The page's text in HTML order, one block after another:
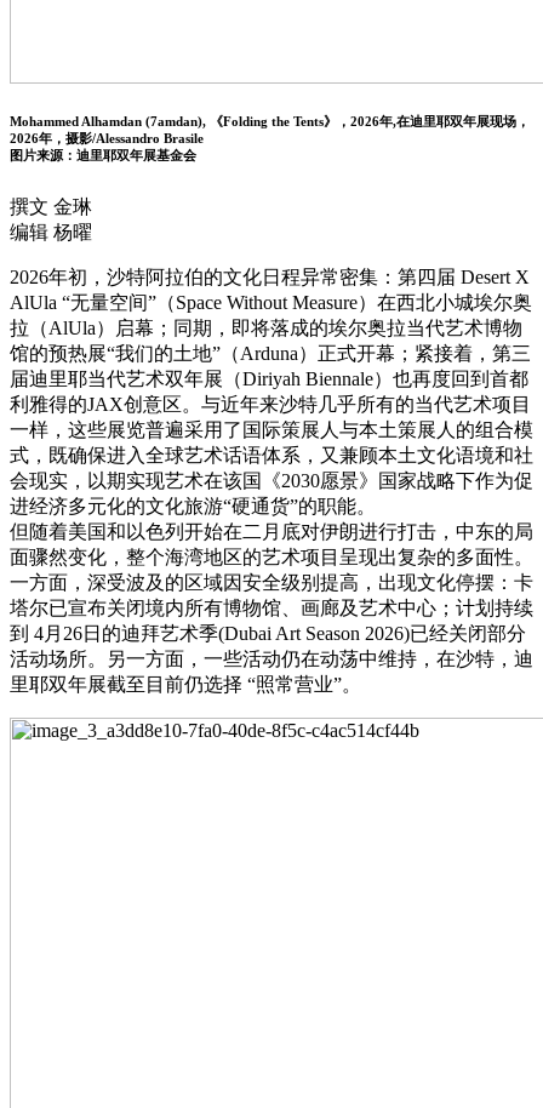
Mohammed Alhamdan (7amdan), 《Folding the Tents》，2026年,在迪里耶双年展现场，
2026年，摄影/Alessandro Brasile
图片来源：迪里耶双年展基金会
撰文 金琳
编辑 杨曜
2026年初，沙特阿拉伯的文化日程异常密集：第四届 Desert X
AlUla “无量空间”（Space Without Measure）在西北小城埃尔奥
拉（AlUla）启幕；同期，即将落成的埃尔奥拉当代艺术博物
馆的预热展“我们的土地”（Arduna）正式开幕；紧接着，第三
届迪里耶当代艺术双年展（Diriyah Biennale）也再度回到首都
利雅得的JAX创意区。与近年来沙特几乎所有的当代艺术项目
一样，这些展览普遍采用了国际策展人与本土策展人的组合模
式，既确保进入全球艺术话语体系，又兼顾本土文化语境和社
会现实，以期实现艺术在该国《2030愿景》国家战略下作为促
进经济多元化的文化旅游“硬通货”的职能。
但随着美国和以色列开始在二月底对伊朗进行打击，中东的局
面骤然变化，整个海湾地区的艺术项目呈现出复杂的多面性。
一方面，深受波及的区域因安全级别提高，出现文化停摆：卡
塔尔已宣布关闭境内所有博物馆、画廊及艺术中心；计划持续
到 4月26日的迪拜艺术季(Dubai Art Season 2026)已经关闭部分
活动场所。另一方面，一些活动仍在动荡中维持，在沙特，迪
里耶双年展截至目前仍选择 “照常营业”。